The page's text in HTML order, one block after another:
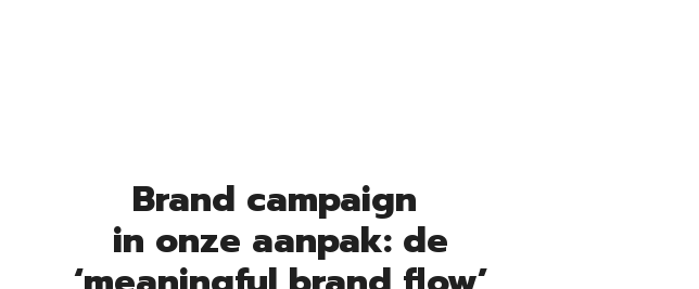
Brand campaign
in onze aanpak: de